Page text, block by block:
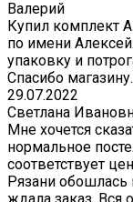
Валерий
Купил комплект
по имени
упаковку и
Спасибо
29.07.2022
Светлана
Мне хочется
нормальное
соответствует
Рязани